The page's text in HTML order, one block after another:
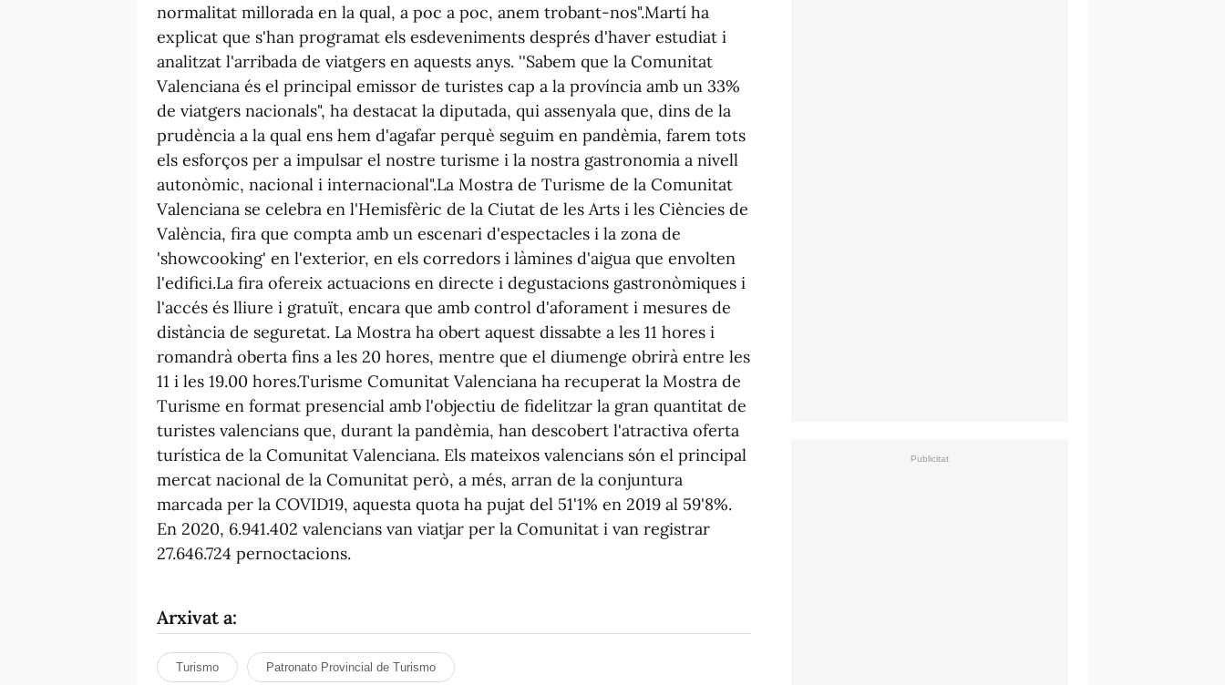
normalitat millorada en la qual, a poc a poc, anem trobant-nos".Martí ha
explicat que s'han programat els esdeveniments després d'haver estudiat i
analitzat l'arribada de viatgers en aquests anys. ''Sabem que la Comunitat
Valenciana és el principal emissor de turistes cap a la província amb un 33%
de viatgers nacionals", ha destacat la diputada, qui assenyala que, dins de la
prudència a la qual ens hem d'agafar perquè seguim en pandèmia, farem tots
els esforços per a impulsar el nostre turisme i la nostra gastronomia a nivell
autonòmic, nacional i internacional".La Mostra de Turisme de la Comunitat
Valenciana se celebra en l'Hemisfèric de la Ciutat de les Arts i les Ciències de
València, fira que compta amb un escenari d'espectacles i la zona de
'showcooking' en l'exterior, en els corredors i làmines d'aigua que envolten
l'edifici.La fira ofereix actuacions en directe i degustacions gastronòmiques i
l'accés és lliure i gratuït, encara que amb control d'aforament i mesures de
distància de seguretat. La Mostra ha obert aquest dissabte a les 11 hores i
romandrà oberta fins a les 20 hores, mentre que el diumenge obrirà entre les
11 i les 19.00 hores.Turisme Comunitat Valenciana ha recuperat la Mostra de
Turisme en format presencial amb l'objectiu de fidelitzar la gran quantitat de
turistes valencians que, durant la pandèmia, han descobert l'atractiva oferta
turística de la Comunitat Valenciana. Els mateixos valencians són el principal
mercat nacional de la Comunitat però, a més, arran de la conjuntura
marcada per la COVID19, aquesta quota ha pujat del 51'1% en 2019 al 59'8%.
En 2020, 6.941.402 valencians van viatjar per la Comunitat i van registrar
27.646.724 pernoctacions.
Arxivat a:
Turismo Patronato Provincial de Turismo